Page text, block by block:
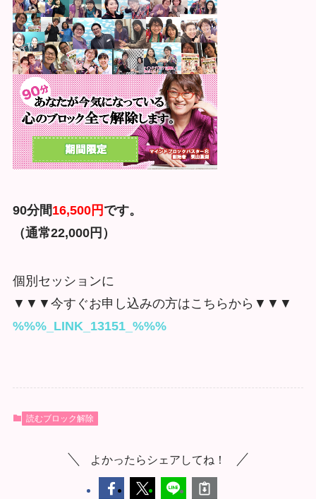
90分間16,500円 です。
（通常22,000円）
個別セッションに
▼▼▼今すぐお申し込みの方はこちらから▼▼▼
%%%_LINK_13151_%%%
読むブロック解除
よかったらシェアしてね！